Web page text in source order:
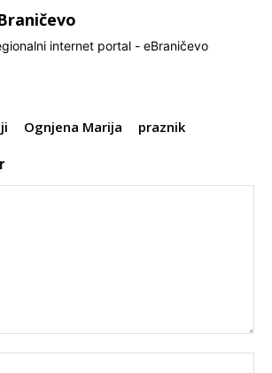
internet portal - eBraničevo
Ognjena Marija praznik